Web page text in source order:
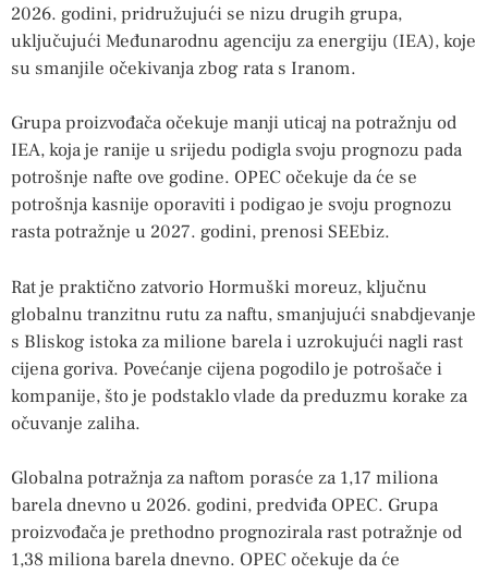
2026. godini, pridružujući se nizu drugih grupa,
uključujući Međunarodnu agenciju za energiju (IEA), koje
su smanjile očekivanja zbog rata s Iranom.
Grupa proizvođača očekuje manji uticaj na potražnju od
IEA, koja je ranije u srijedu podigla svoju prognozu pada
potrošnje nafte ove godine. OPEC očekuje da će se
potrošnja kasnije oporaviti i podigao je svoju prognozu
rasta potražnje u 2027. godini, prenosi SEEbiz.
Rat je praktično zatvorio Hormuški moreuz, ključnu
globalnu tranzitnu rutu za naftu, smanjujući snabdjevanje
s Bliskog istoka za milione barela i uzrokujući nagli rast
cijena goriva. Povećanje cijena pogodilo je potrošače i
kompanije, što je podstaklo vlade da preduzmu korake za
očuvanje zaliha.
Globalna potražnja za naftom porasće za 1,17 miliona
barela dnevno u 2026. godini, predviđa OPEC. Grupa
proizvođača je prethodno prognozirala rast potražnje od
1,38 miliona barela dnevno. OPEC očekuje da će